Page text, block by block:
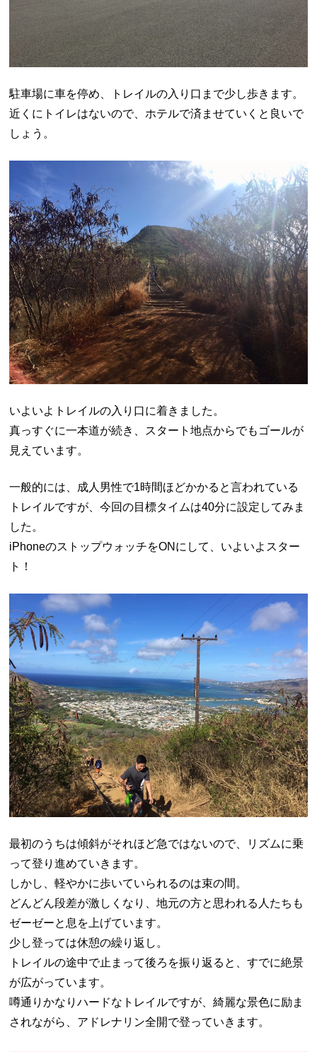
駐車場に車を停め、トレイルの入り口まで少し歩きます。
近くにトイレはないので、ホテルで済ませていくと良いで
しょう。
いよいよトレイルの入り口に着きました。
真っすぐに一本道が続き、スタート地点からでもゴールが
見えています。
一般的には、成人男性で1時間ほどかかると言われている
トレイルですが、今回の目標タイムは40分に設定してみま
した。
iPhoneのストップウォッチをONにして、いよいよスター
ト！
最初のうちは傾斜がそれほど急ではないので、リズムに乗
って登り進めていきます。
しかし、軽やかに歩いていられるのは束の間。
どんどん段差が激しくなり、地元の方と思われる人たちも
ゼーゼーと息を上げています。
少し登っては休憩の繰り返し。
トレイルの途中で止まって後ろを振り返ると、すでに絶景
が広がっています。
噂通りかなりハードなトレイルですが、綺麗な景色に励ま
されながら、アドレナリン全開で登っていきます。